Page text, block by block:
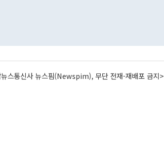
스통신사 뉴스핌(Newspim), 무단 전재-재배포 금지>